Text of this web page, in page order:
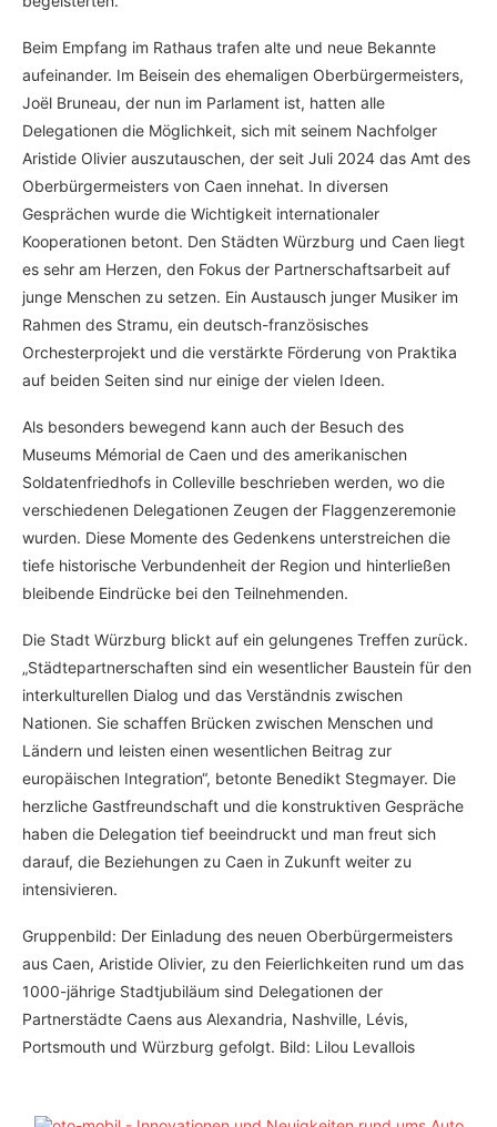
Beim Empfang im Rathaus trafen alte und neue Bekannte
aufeinander. Im Beisein des ehemaligen Oberbürgermeisters,
Joël Bruneau, der nun im Parlament ist, hatten alle
Delegationen die Möglichkeit, sich mit seinem Nachfolger
Aristide Olivier auszutauschen, der seit Juli 2024 das Amt des
Oberbürgermeisters von Caen innehat. In diversen
Gesprächen wurde die Wichtigkeit internationaler
Kooperationen betont. Den Städten Würzburg und Caen liegt
es sehr am Herzen, den Fokus der Partnerschaftsarbeit auf
junge Menschen zu setzen. Ein Austausch junger Musiker im
Rahmen des Stramu, ein deutsch-französisches
Orchesterprojekt und die verstärkte Förderung von Praktika
auf beiden Seiten sind nur einige der vielen Ideen.
Als besonders bewegend kann auch der Besuch des
Museums Mémorial de Caen und des amerikanischen
Soldatenfriedhofs in Colleville beschrieben werden, wo die
verschiedenen Delegationen Zeugen der Flaggenzeremonie
wurden. Diese Momente des Gedenkens unterstreichen die
tiefe historische Verbundenheit der Region und hinterließen
bleibende Eindrücke bei den Teilnehmenden.
Die Stadt Würzburg blickt auf ein gelungenes Treffen zurück.
„Städtepartnerschaften sind ein wesentlicher Baustein für den
interkulturellen Dialog und das Verständnis zwischen
Nationen. Sie schaffen Brücken zwischen Menschen und
Ländern und leisten einen wesentlichen Beitrag zur
europäischen Integration“, betonte Benedikt Stegmayer. Die
herzliche Gastfreundschaft und die konstruktiven Gespräche
haben die Delegation tief beeindruckt und man freut sich
darauf, die Beziehungen zu Caen in Zukunft weiter zu
intensivieren.
Gruppenbild: Der Einladung des neuen Oberbürgermeisters
aus Caen, Aristide Olivier, zu den Feierlichkeiten rund um das
1000-jährige Stadtjubiläum sind Delegationen der
Partnerstädte Caens aus Alexandria, Nashville, Lévis,
Portsmouth und Würzburg gefolgt. Bild: Lilou Levallois